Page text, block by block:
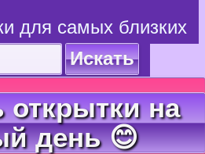
для самых близких
Искать
открытки на
день 😊